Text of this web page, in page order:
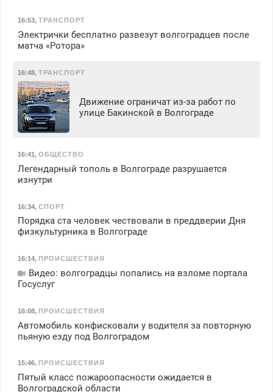
16:53, ТРАНСПОРТ
Электрички бесплатно развезут волгоградцев после
матча «Ротора»
16:48, ТРАНСПОРТ
Движение ограничат из-за работ по
улице Бакинской в Волгограде
16:41, ОБЩЕСТВО
Легендарный тополь в Волгограде разрушается
изнутри
16:34, СПОРТ
Порядка ста человек чествовали в преддверии Дня
физкультурника в Волгограде
16:14, ПРОИСШЕСТВИЯ
Видео: волгоградцы попались на взломе портала
Госуслуг
16:08, ПРОИСШЕСТВИЯ
Автомобиль конфисковали у водителя за повторную
пьяную езду под Волгоградом
15:46, ПРОИСШЕСТВИЯ
Пятый класс пожароопасности ожидается в
Волгоградской области